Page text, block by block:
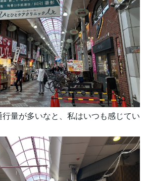
量が多いなと、私はいつも感じてい